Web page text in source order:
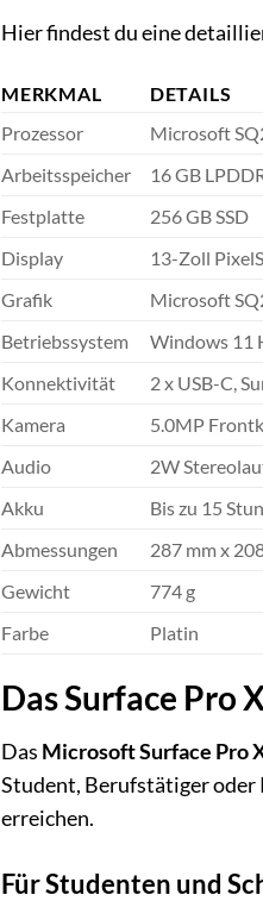
Hier findest du eine
MERKMAL
DETAILS
Prozessor
Microsoft
Arbeitsspeicher
16 GB
Festplatte
256 GB SSD
Display
13-Zoll
Grafik
Microsoft
Betriebssystem
Windows 11
Konnektivität
2 x USB-C,
Kamera
5.0MP
Audio
2W
Akku
Bis zu 15
Abmessungen
287 mm x
Gewicht
774 g
Farbe
Platin
Das Surface Pro
Das Microsoft Surface Pro
Student, Berufstätiger oder
erreichen.
Für Studenten und